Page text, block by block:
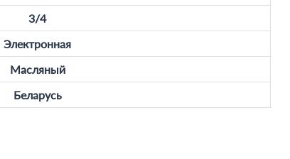
3/4
Электронная
Масляный
Беларусь